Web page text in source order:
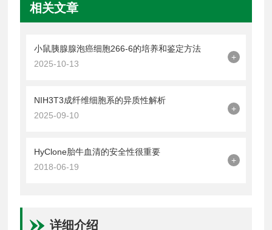
相关文章
小鼠胰腺腺泡癌细胞266-6的培养和鉴定方法
2025-10-13
+
NIH3T3成纤维细胞系的异质性解析
2025-09-10
+
HyClone胎牛血清的安全性很重要
2018-06-19
+
详细介绍